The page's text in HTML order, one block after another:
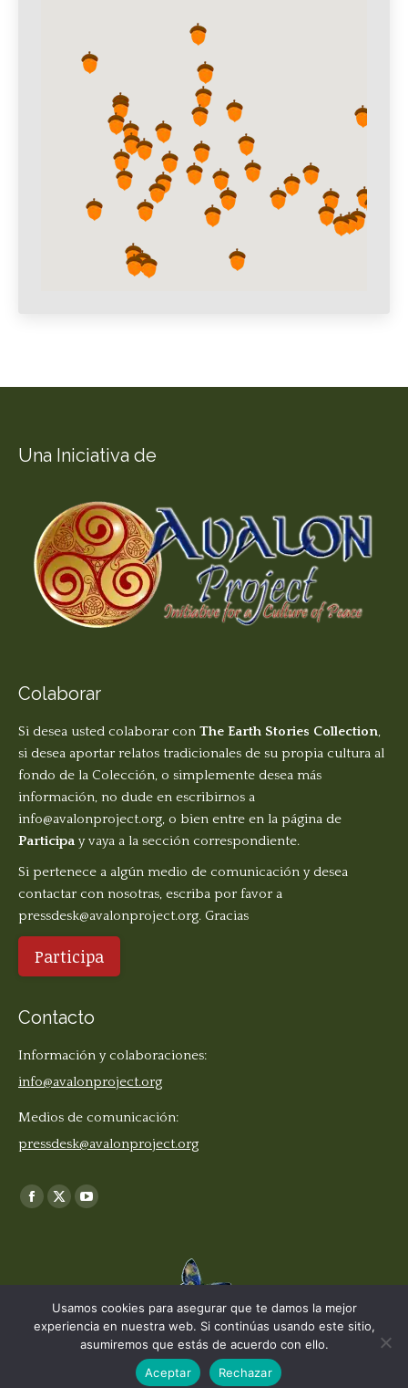
Una Iniciativa de
Colaborar
Si desea usted colaborar con The Earth Stories Collection,
si desea aportar relatos tradicionales de su propia cultura al
fondo de la Colección, o simplemente desea más
información, no dude en escribirnos a
info@avalonproject.org, o bien entre en la página de
Participa y vaya a la sección correspondiente.
Si pertenece a algún medio de comunicación y desea
contactar con nosotras, escriba por favor a
pressdesk@avalonproject.org. Gracias
Participa
Contacto
Información y colaboraciones:
info@avalonproject.org
Medios de comunicación:
pressdesk@avalonproject.org
Find us on:
Facebook
new
window
X
new
window
YouTube
new
window
© The Earth Stories Collection - 2019. Todos los derechos reservados.
Diseñado por ©Ondiseño.com2019
Política de Privacidad y Cookies | Términos del Sitio
Usamos cookies para asegurar que te damos la mejor
experiencia en nuestra web. Si continúas usando este sitio,
asumiremos que estás de acuerdo con ello.
Aceptar
Rechazar